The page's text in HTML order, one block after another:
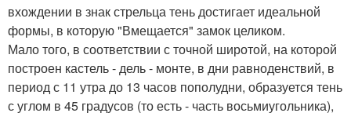
вхождении в знак стрельца тень достигает идеальной
формы, в которую "Вмещается" замок целиком.
Мало того, в соответствии с точной широтой, на которой
построен кастель - дель - монте, в дни равноденствий, в
период с 11 утра до 13 часов пополудни, образуется тень
с углом в 45 градусов (то есть - часть восьмиугольника),